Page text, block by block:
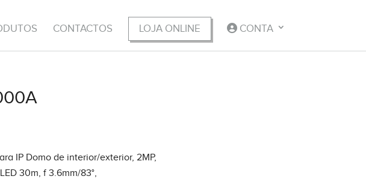
CONTACTOS LOJA ONLINE CONTA
IP Domo de interior/exterior, 2MP,
30m, f 3.6mm/83°,